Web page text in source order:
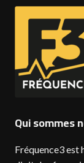
Qui sommes
Fréquence3 est